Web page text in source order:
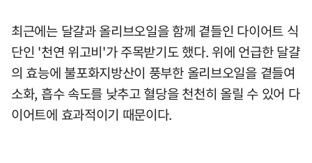
최근에는 달걀과 올리브오일을 함께 곁들인 다이어트 식
단인 '천연 위고비'가 주목받기도 했다. 위에 언급한 달걀
의 효능에 불포화지방산이 풍부한 올리브오일을 곁들여
소화, 흡수 속도를 낮추고 혈당을 천천히 올릴 수 있어 다
이어트에 효과적이기 때문이다.